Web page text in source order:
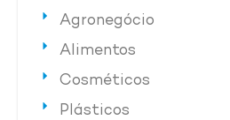
Agronegócio
Alimentos
Cosméticos
Plásticos